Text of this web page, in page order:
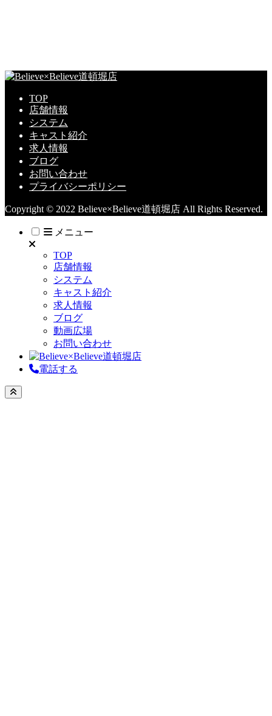
TOP
店舗情報
システム
キャスト紹介
求人情報
ブログ
お問い合わせ
プライバシーポリシー
Copyright © 2022 Believe×Believe道頓堀店 All Rights Reserved.
メニュー
TOP
店舗情報
システム
キャスト紹介
求人情報
ブログ
動画広場
お問い合わせ
電話する